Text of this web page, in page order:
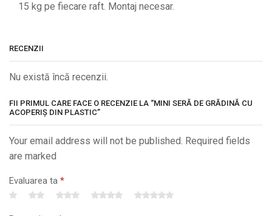
15 kg pe fiecare raft. Montaj necesar.
RECENZII
Nu există încă recenzii.
FII PRIMUL CARE FACE O RECENZIE LA “MINI SERĂ DE GRĂDINĂ CU
ACOPERIȘ DIN PLASTIC”
Your email address will not be published. Required fields
are marked
Evaluarea ta *